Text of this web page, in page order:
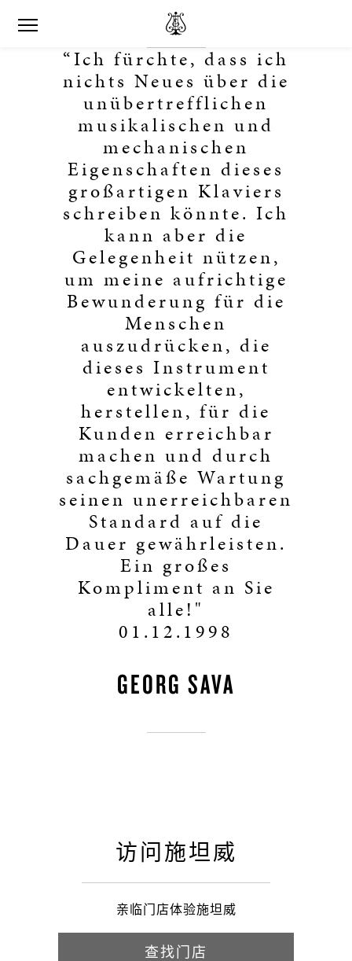
“Ich fürchte, dass ich
nichts Neues über die
unübertrefflichen
musikalischen und
mechanischen
Eigenschaften dieses
großartigen Klaviers
schreiben könnte. Ich
kann aber die
Gelegenheit nützen,
um meine aufrichtige
Bewunderung für die
Menschen
auszudrücken, die
dieses Instrument
entwickelten,
herstellen, für die
Kunden erreichbar
machen und durch
sachgemäße Wartung
seinen unerreichbaren
Standard auf die
Dauer gewährleisten.
Ein großes
Kompliment an Sie
alle!"
01.12.1998
GEORG SAVA
访问施坦威
亲临门店体验施坦威
查找门店